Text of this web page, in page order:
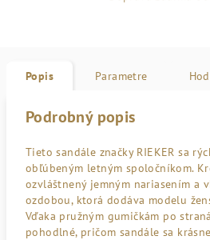
Popis Parametre
Podrobný popis
Tieto sandále značky RIEKER sa
obľúbeným letným spoločníkom.
ozvláštnený jemným nariasením a
ozdobou, ktorá dodáva modelu
Vďaka pružným gumičkám po
pohodlné, pričom sandále sa